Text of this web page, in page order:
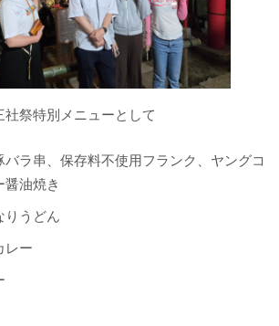
祭特別メニューとして
バラ串、保存料不使用フランク、ヤングコ
醤油焼き
りうどん
レー